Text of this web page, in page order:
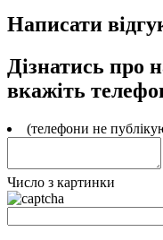
Написати
Дізнатись про
вкажіть
(телефони не
Число з картинки